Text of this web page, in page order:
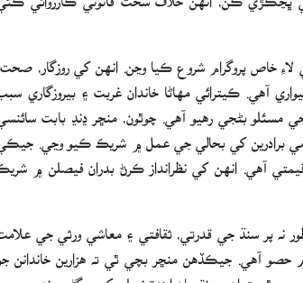
لاءِ خاص پروگرام شروع ڪيا وڃن. انهن کي روزگار، صحت،
آهي. ڪيترائي مهاڻا خاندان غربت ۽ بيروزگاري سبب
مسئلو بڻجي رهيو آهي. چوٿون، منڇر ڍنڍ بابت سائنسي
برادرين کي بحالي جي عمل ۾ شريڪ ڪيو وڃي. جيڪي
قيمتي آهي. انهن کي نظرانداز ڪرڻ بدران فيصلن ۾ شريڪ
نه پر سنڌ جي قدرتي، ثقافتي ۽ معاشي ورثي جي علامت
حصو آهي. جيڪڏهن منڇر بچي ٿي ته هزارين خاندانن جو
وڃي ٿي ته ان جو نقصان ايندڙ نسلن کي ڀوڳڻو پوندو.